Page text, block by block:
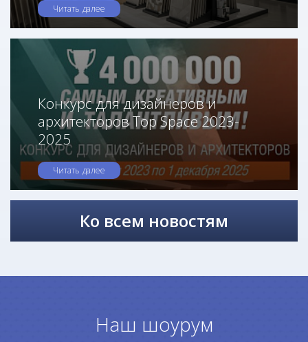
Читать далее
Конкурс для дизайнеров и
архитекторов Top Space 2023-
2025
Читать далее
Ко всем новостям
Наш шоурум